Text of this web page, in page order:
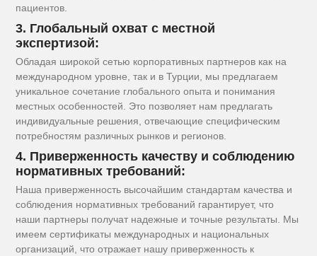
пациентов.
3. Глобальный охват с местной
экспертизой:
Обладая широкой сетью корпоративных партнеров как на
международном уровне, так и в Турции, мы предлагаем
уникальное сочетание глобального опыта и понимания
местных особенностей. Это позволяет нам предлагать
индивидуальные решения, отвечающие специфическим
потребностям различных рынков и регионов.
4. Приверженность качеству и соблюдению
нормативных требований:
Наша приверженность высочайшим стандартам качества и
соблюдения нормативных требований гарантирует, что
наши партнеры получат надежные и точные результаты. Мы
имеем сертификаты международных и национальных
организаций, что отражает нашу приверженность к